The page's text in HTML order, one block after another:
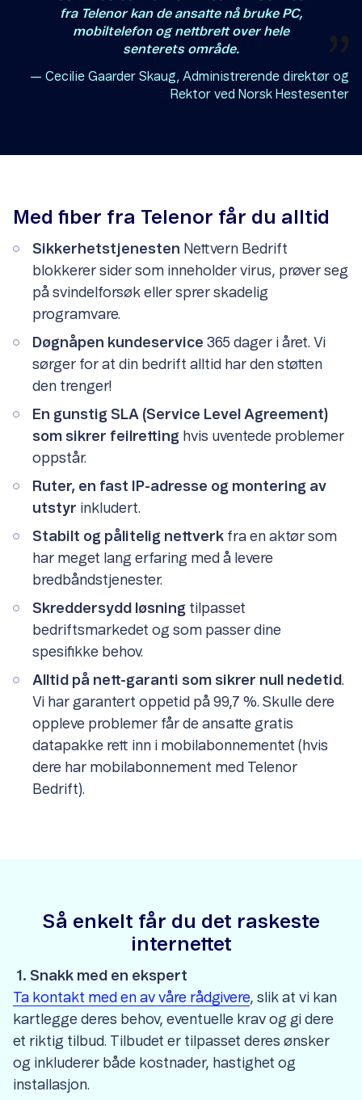
fra Telenor kan de ansatte nå bruke PC,
mobiltelefon og nettbrett over hele
senterets område.
— Cecilie Gaarder Skaug, Administrerende direktør og
Rektor ved Norsk Hestesenter
Med fiber fra Telenor får du alltid
Sikkerhetstjenesten Nettvern Bedrift
blokkerer sider som inneholder virus, prøver seg
på svindelforsøk eller sprer skadelig
programvare.
Døgnåpen kundeservice 365 dager i året. Vi
sørger for at din bedrift alltid har den støtten
den trenger!
En gunstig SLA (Service Level Agreement)
som sikrer feilretting hvis uventede problemer
oppstår.
Ruter, en fast IP-adresse og montering av
utstyr inkludert.
Stabilt og pålitelig nettverk fra en aktør som
har meget lang erfaring med å levere
bredbåndstjenester.
Skreddersydd løsning tilpasset
bedriftsmarkedet og som passer dine
spesifikke behov.
Alltid på nett-garanti som sikrer null nedetid.
Vi har garantert oppetid på 99,7 %. Skulle dere
oppleve problemer får de ansatte gratis
datapakke rett inn i mobilabonnementet (hvis
dere har mobilabonnement med Telenor
Bedrift).
Så enkelt får du det raskeste
internettet
1. Snakk med en ekspert
Ta kontakt med en av våre rådgivere, slik at vi kan
kartlegge deres behov, eventuelle krav og gi dere
et riktig tilbud. Tilbudet er tilpasset deres ønsker
og inkluderer både kostnader, hastighet og
installasjon.